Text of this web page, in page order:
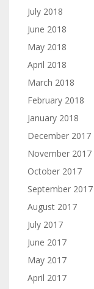
July 2018
June 2018
May 2018
April 2018
March 2018
February 2018
January 2018
December 2017
November 2017
October 2017
September 2017
August 2017
July 2017
June 2017
May 2017
April 2017